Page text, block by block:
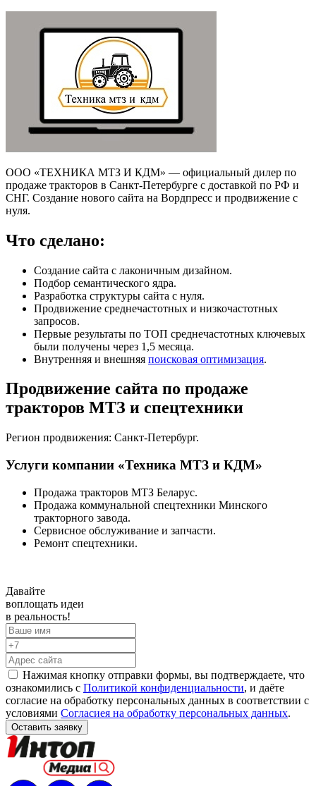
ООО «ТЕХНИКА МТЗ И КДМ» — официальный дилер по
продаже тракторов в Санкт-Петербурге с доставкой по РФ и
СНГ. Создание нового сайта на Вордпресс и продвижение с
нуля.
Что сделано:
Создание сайта с лаконичным дизайном.
Подбор семантического ядра.
Разработка структуры сайта с нуля.
Продвижение среднечастотных и низкочастотных
запросов.
Первые результаты по ТОП среднечастотных ключевых
были получены через 1,5 месяца.
Внутренняя и внешняя поисковая оптимизация.
Продвижение сайта по продаже
тракторов МТЗ и спецтехники
Регион продвижения: Санкт-Петербург.
Услуги компании «Техника МТЗ и КДМ»
Продажа тракторов МТЗ Беларус.
Продажа коммунальной спецтехники Минского
тракторного завода.
Сервисное обслуживание и запчасти.
Ремонт спецтехники.
Давайте
воплощать идеи
в реальность!
Нажимая кнопку отправки формы, вы подтверждаете, что
ознакомились с Политикой конфиденциальности, и даёте
согласие на обработку персональных данных в соответствии с
условиями Согласиея на обработку персональных данных.